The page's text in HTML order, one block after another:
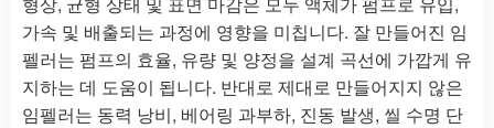
가속 및 배출되는 과정에 영향을 미칩니다. 잘 만들어진 임
펠러는 펌프의 효율, 유량 및 양정을 설계 곡선에 가깝게 유
지하는 데 도움이 됩니다. 반대로 제대로 만들어지지 않은
임펠러는 동력 낭비, 베어링 과부하, 진동 발생, 씰 수명 단